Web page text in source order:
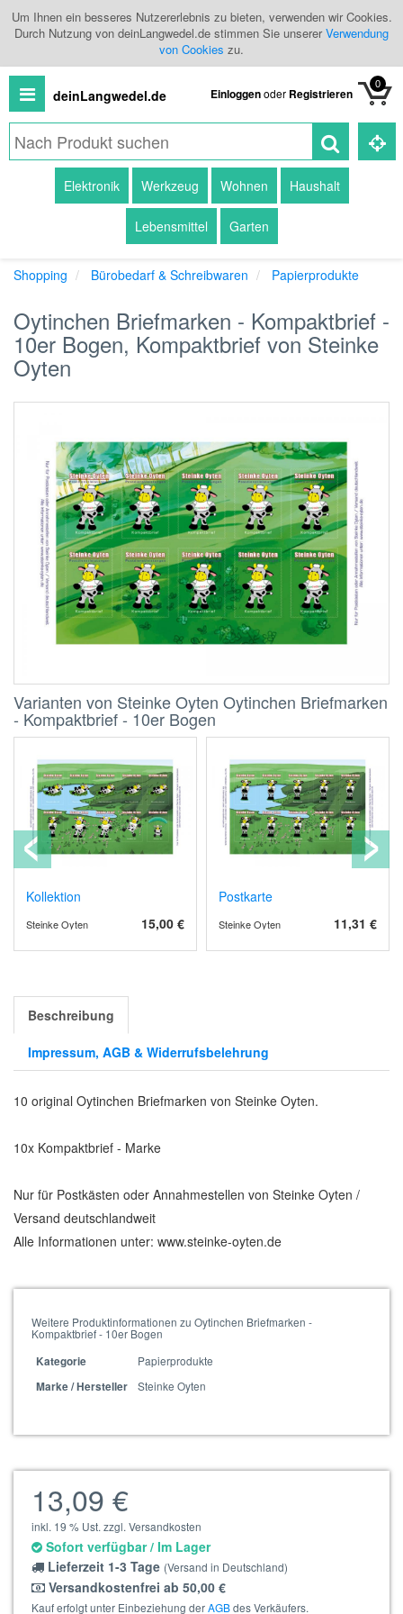
Um Ihnen ein besseres Nutzererlebnis zu bieten, verwenden wir Cookies.
Durch Nutzung von deinLangwedel.de stimmen Sie unsererVerwendung
von Cookies zu.
deinLangwedel.de Einloggenoder Registrieren
0
Produkte
Händlerübersicht
Branchenbuch
Elektronik Werkzeug Wohnen Haushalt
Lebensmittel Garten
Shopping Bürobedarf & Schreibwaren Papierprodukte
Oytinchen Briefmarken - Kompaktbrief -
10er Bogen, Kompaktbrief von Steinke
Oyten
Varianten von Steinke Oyten Oytinchen Briefmarken
- Kompaktbrief - 10er Bogen
Kollektion
15,00 €
Steinke Oyten
Postkarte
11,31 €
Steinke Oyten
Beschreibung
Impressum, AGB & Widerrufsbelehrung
10 original Oytinchen Briefmarken von Steinke Oyten.
10x Kompaktbrief - Marke
Nur für Postkästen oder Annahmestellen von Steinke Oyten /
Versand deutschlandweit
Alle Informationen unter: www.steinke-oyten.de
Weitere Produktinformationen zu Oytinchen Briefmarken -
Kompaktbrief - 10er Bogen
Kategorie
Papierprodukte
Marke / Hersteller
Steinke Oyten
13,09 €
inkl. 19 % Ust. zzgl. Versandkosten
Sofort verfügbar / Im Lager
Lieferzeit 1-3 Tage (Versand in Deutschland)
Versandkostenfrei ab 50,00 €
Kauf erfolgt unter Einbeziehung derAGBdes Verkäufers.